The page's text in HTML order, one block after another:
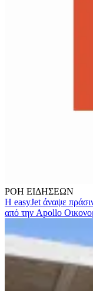
ΡΟΗ ΕΙΔΗΣΕΩΝ
Η easyJet άναψε
από την Apollo